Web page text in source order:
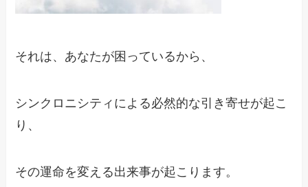
それは、あなたが困っているから、
シンクロニシティによる必然的な引き寄せが起こ
り、
その運命を変える出来事が起こります。